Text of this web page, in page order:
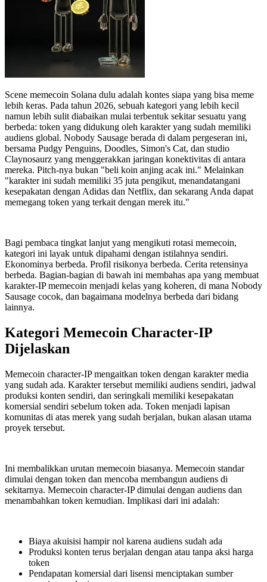
Scene memecoin Solana dulu adalah kontes siapa yang bisa meme
lebih keras. Pada tahun 2026, sebuah kategori yang lebih kecil
namun lebih sulit diabaikan mulai terbentuk sekitar sesuatu yang
berbeda: token yang didukung oleh karakter yang sudah memiliki
audiens global. Nobody Sausage berada di dalam pergeseran ini,
bersama Pudgy Penguins, Doodles, Simon's Cat, dan studio
Claynosaurz yang menggerakkan jaringan konektivitas di antara
mereka. Pitch-nya bukan "beli koin anjing acak ini." Melainkan
"karakter ini sudah memiliki 35 juta pengikut, menandatangani
kesepakatan dengan Adidas dan Netflix, dan sekarang Anda dapat
memegang token yang terkait dengan merek itu."
Bagi pembaca tingkat lanjut yang mengikuti rotasi memecoin,
kategori ini layak untuk dipahami dengan istilahnya sendiri.
Ekonominya berbeda. Profil risikonya berbeda. Cerita retensinya
berbeda. Bagian-bagian di bawah ini membahas apa yang membuat
karakter-IP memecoin menjadi kelas yang koheren, di mana Nobody
Sausage cocok, dan bagaimana modelnya berbeda dari bidang
lainnya.
Kategori Memecoin Character-IP
Dijelaskan
Memecoin character-IP mengaitkan token dengan karakter media
yang sudah ada. Karakter tersebut memiliki audiens sendiri, jadwal
produksi konten sendiri, dan seringkali memiliki kesepakatan
komersial sendiri sebelum token ada. Token menjadi lapisan
komunitas di atas merek yang sudah berjalan, bukan alasan utama
proyek tersebut.
Ini membalikkan urutan memecoin biasanya. Memecoin standar
dimulai dengan token dan mencoba membangun audiens di
sekitarnya. Memecoin character-IP dimulai dengan audiens dan
menambahkan token kemudian. Implikasi dari ini adalah:
Biaya akuisisi hampir nol karena audiens sudah ada
Produksi konten terus berjalan dengan atau tanpa aksi harga
token
Pendapatan komersial dari lisensi menciptakan sumber